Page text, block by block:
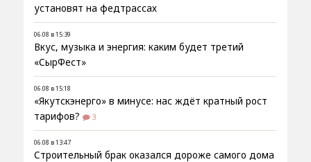
установят на федтрассах
06.08 в 15:39
Вкус, музыка и энергия: каким будет третий
«СырФест»
06.08 в 15:18
«Якутскэнерго» в минусе: нас ждёт кратный рост
тарифов?
3
06.08 в 13:47
Строительный брак оказался дороже самого дома